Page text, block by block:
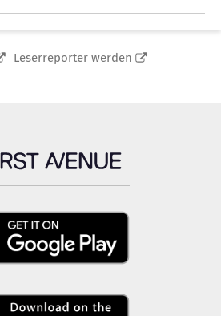
Leserreporter werden